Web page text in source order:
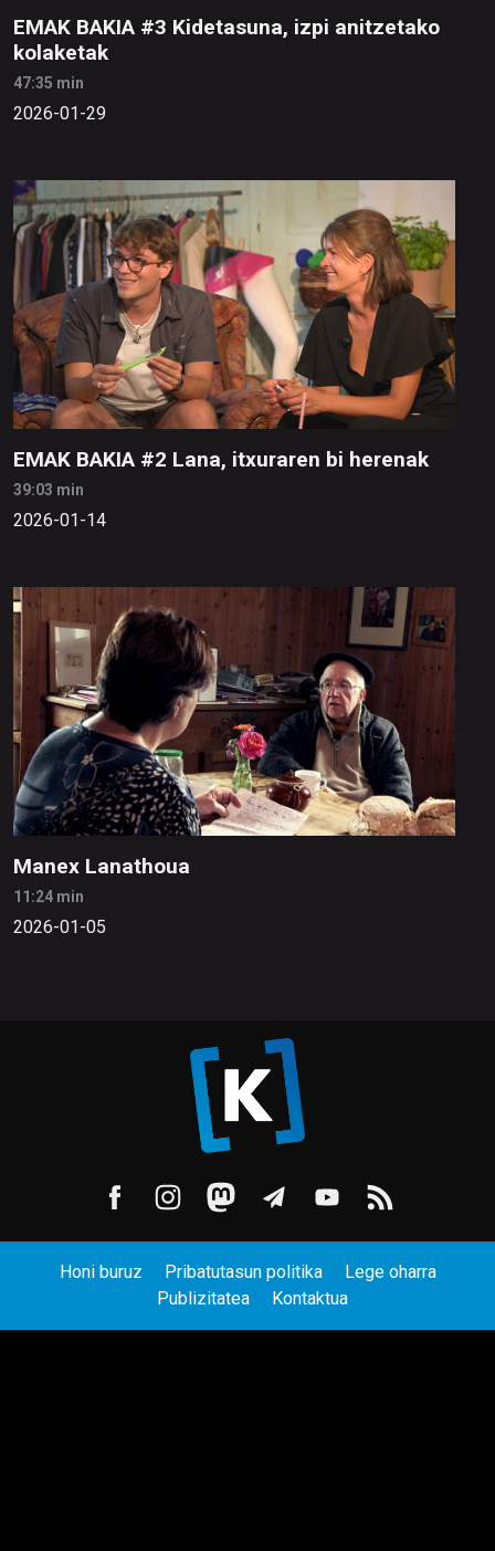
EMAK BAKIA #3 Kidetasuna, izpi anitzetako
kolaketak
47:35 min
2026-01-29
EMAK BAKIA #2 Lana, itxuraren bi herenak
39:03 min
2026-01-14
Manex Lanathoua
11:24 min
2026-01-05
Honi buruz Pribatutasun politika
Lege oharra
Publizitatea
Kontaktua